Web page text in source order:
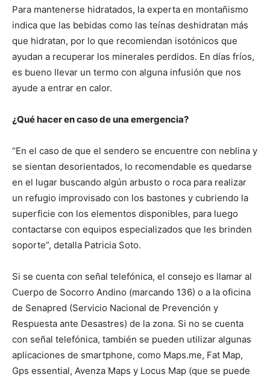
Para mantenerse hidratados, la experta en montañismo
indica que las bebidas como las teínas deshidratan más
que hidratan, por lo que recomiendan isotónicos que
ayudan a recuperar los minerales perdidos. En días fríos,
es bueno llevar un termo con alguna infusión que nos
ayude a entrar en calor.
¿Qué hacer en caso de una emergencia?
“En el caso de que el sendero se encuentre con neblina y
se sientan desorientados, lo recomendable es quedarse
en el lugar buscando algún arbusto o roca para realizar
un refugio improvisado con los bastones y cubriendo la
superficie con los elementos disponibles, para luego
contactarse con equipos especializados que les brinden
soporte”, detalla Patricia Soto.
Si se cuenta con señal telefónica, el consejo es llamar al
Cuerpo de Socorro Andino (marcando 136) o a la oficina
de Senapred (Servicio Nacional de Prevención y
Respuesta ante Desastres) de la zona. Si no se cuenta
con señal telefónica, también se pueden utilizar algunas
aplicaciones de smartphone, como Maps.me, Fat Map,
Gps essential, Avenza Maps y Locus Map (que se puede